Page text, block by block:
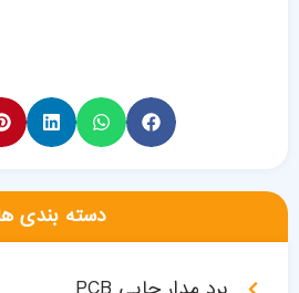
دسته بندی